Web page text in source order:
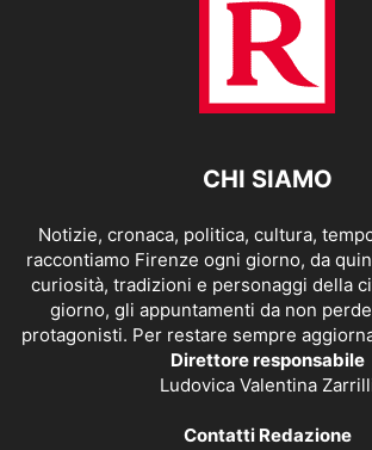
CHI SIAMO
Notizie, cronaca, politica, cultura,
raccontiamo Firenze ogni giorno, da
curiosità, tradizioni e personaggi della
giorno, gli appuntamenti da non
protagonisti. Per restare sempre
Direttore responsabile
Ludovica Valentina
Contatti Redazione